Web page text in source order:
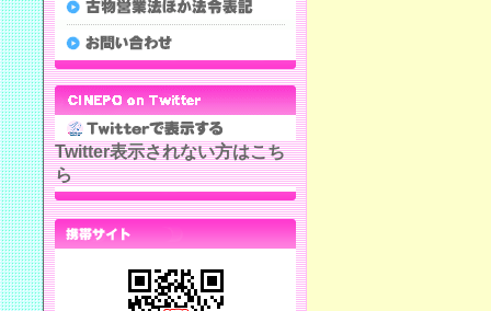
Twitter表示されない方はこち
ら